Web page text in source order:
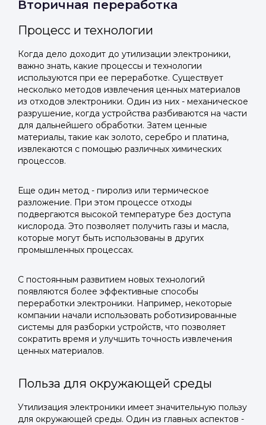
Вторичная переработка
Процесс и технологии
Когда дело доходит до утилизации электроники,
важно знать, какие процессы и технологии
используются при ее переработке. Существует
несколько методов извлечения ценных материалов
из отходов электроники. Один из них - механическое
разрушение, когда устройства разбиваются на части
для дальнейшего обработки. Затем ценные
материалы, такие как золото, серебро и платина,
извлекаются с помощью различных химических
процессов.
Еще один метод - пиролиз или термическое
разложение. При этом процессе отходы
подвергаются высокой температуре без доступа
кислорода. Это позволяет получить газы и масла,
которые могут быть использованы в других
промышленных процессах.
С постоянным развитием новых технологий
появляются более эффективные способы
переработки электроники. Например, некоторые
компании начали использовать роботизированные
системы для разборки устройств, что позволяет
сократить время и улучшить точность извлечения
ценных материалов.
Польза для окружающей среды
Утилизация электроники имеет значительную пользу
для окружающей среды. Один из главных аспектов -